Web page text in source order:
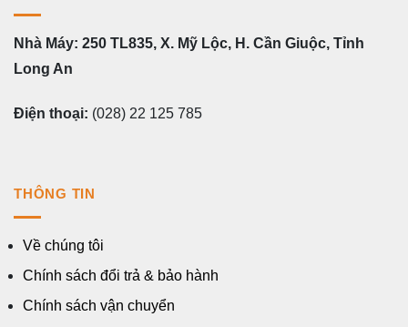
Nhà Máy: 250 TL835, X. Mỹ Lộc, H. Cần Giuộc, Tỉnh
Long An
Điện thoại: (028) 22 125 785
THÔNG TIN
Về chúng tôi
Chính sách đổi trả & bảo hành
Chính sách vận chuyển